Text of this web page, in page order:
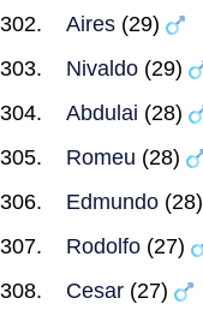
Aires (29)
Nivaldo (29)
Abdulai (28)
Romeu (28)
Edmundo (28)
Rodolfo (27)
Cesar (27)